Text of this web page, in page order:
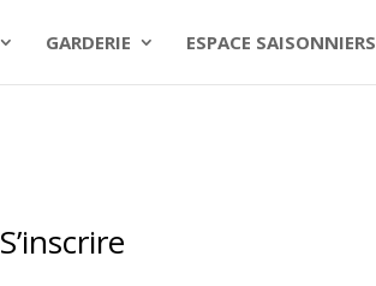
GARDERIE ESPACE SAISONNIERS
S’inscrire